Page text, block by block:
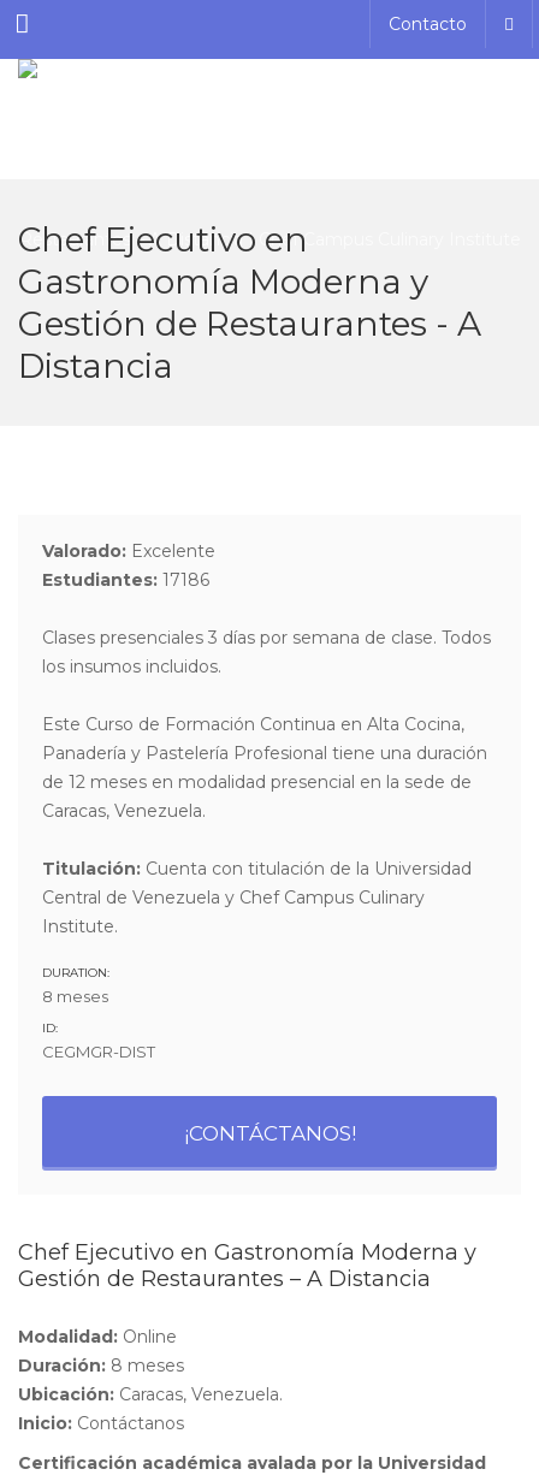
Menu Contacto
Chef Ejecutivo en
Gastronomía Moderna y
Gestión de Restaurantes - A
Distancia
Valorado: Excelente
Estudiantes: 17186
Clases presenciales 3 días por semana de clase. Todos
los insumos incluidos.
Este Curso de Formación Continua en Alta Cocina,
Panadería y Pastelería Profesional tiene una duración
de 12 meses en modalidad presencial en la sede de
Caracas, Venezuela.
Titulación: Cuenta con titulación de la Universidad
Central de Venezuela y Chef Campus Culinary
Institute.
DURATION:
8 meses
ID:
CEGMGR-DIST
¡CONTÁCTANOS!
Chef Ejecutivo en Gastronomía Moderna y
Gestión de Restaurantes – A Distancia
Modalidad: Online
Duración: 8 meses
Ubicación: Caracas, Venezuela.
Inicio: Contáctanos
Certificación académica avalada por la Universidad